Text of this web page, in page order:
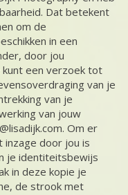
Dat betekent
om de
in een
door jou
kunt een verzoek tot
van je
van je
van jouw
Om er
door jou is
je identiteitsbewijs
in deze kopie je
de strook met